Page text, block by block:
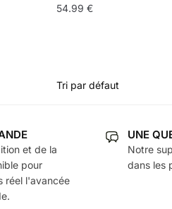
54.99 €
et de la
pour
réel l'avancée
UNE
Notre
dans les